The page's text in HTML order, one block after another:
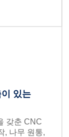
있는
갖춘 CNC
, 나무 원통,